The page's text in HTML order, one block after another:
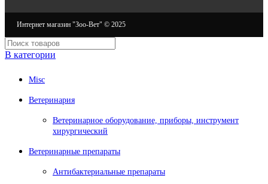
Интернет магазин "Зоо-Вет" © 2025
В категории
Misc
Ветеринария
Ветеринарное оборудование, приборы, инструмент
хирургический
Ветеринарные препараты
Антибактериальные препараты